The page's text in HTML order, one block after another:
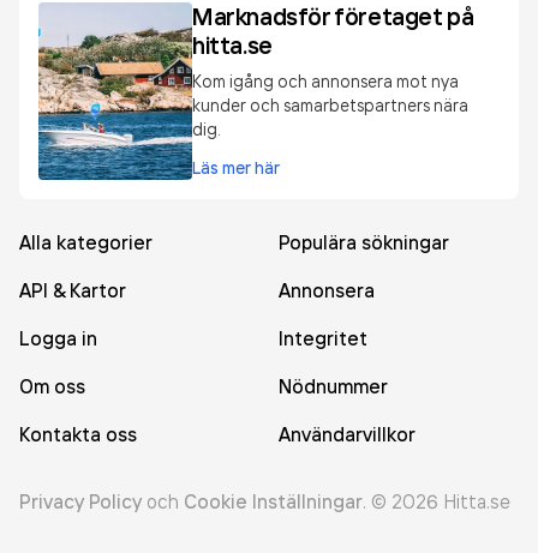
Marknadsför företaget på
hitta.se
Kom igång och annonsera mot nya
kunder och samarbetspartners nära
dig.
Läs mer här
Alla kategorier
Populära sökningar
API & Kartor
Annonsera
Logga in
Integritet
Om oss
Nödnummer
Kontakta oss
Användarvillkor
Privacy Policy och Cookie Inställningar. © 2026 Hitta.se